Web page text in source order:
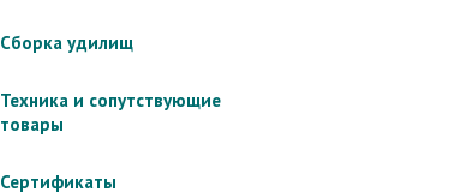
Сборка удилищ
Техника и сопутствующие
товары
Сертификаты